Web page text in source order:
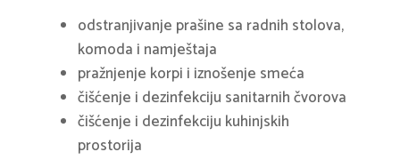
odstranjivanje prašine sa radnih stolova,
komoda i namještaja
pražnjenje korpi i iznošenje smeća
čišćenje i dezinfekciju sanitarnih čvorova
čišćenje i dezinfekciju kuhinjskih
prostorija